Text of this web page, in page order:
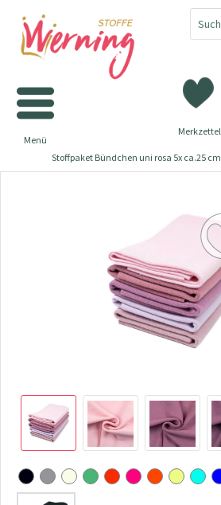
Merkzettel
Menü
Stoffpaket Bündchen uni rosa 5x ca.25